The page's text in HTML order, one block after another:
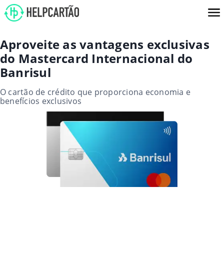
Aproveite as vantagens exclusivas
do Mastercard Internacional do
Banrisul
O cartão de crédito que proporciona economia e
benefícios exclusivos